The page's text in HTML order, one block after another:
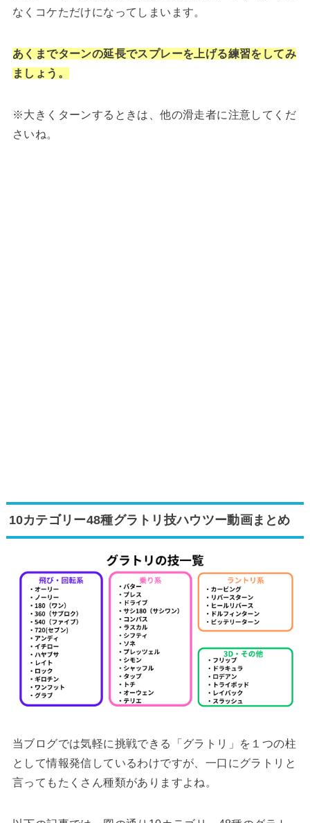
なくコケただけになってしまいます。
あくまでターンの延長でスプレーを上げる練習をしてみ
ましょう。
※大きくターンするときは、他の滑走者に注意してくだ
さいね。
10カテゴリー48種グラトリ技ハウツー動画まとめ
当ブログでは気軽に挑戦できる「グラトリ」を１つの柱
として情報発信しているわけですが、一口にグラトリと
言ってもたくさん種類がありますよね。